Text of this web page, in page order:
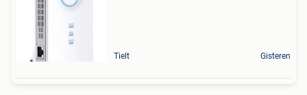
Tielt Gisteren